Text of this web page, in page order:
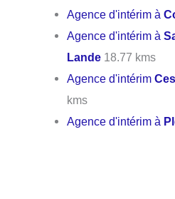
Agence d'intérim à
Agence d'intérim à
Lande 18.77 kms
Agence d'intérim
kms
Agence d'intérim à